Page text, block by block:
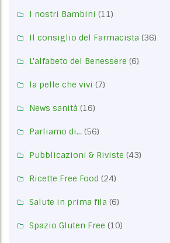
I nostri Bambini (11)
Il consiglio del Farmacista (36)
L'alfabeto del Benessere (6)
la pelle che vivi (7)
News sanità (16)
Parliamo di… (56)
Pubblicazioni & Riviste (43)
Ricette Free Food (24)
Salute in prima fila (6)
Spazio Gluten Free (10)